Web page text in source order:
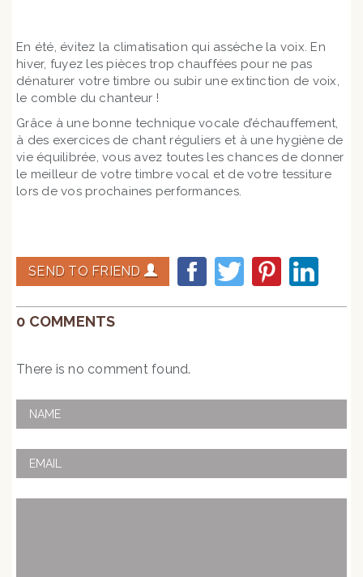
En été, évitez la climatisation qui assèche la voix. En
hiver, fuyez les pièces trop chauffées pour ne pas
dénaturer votre timbre ou subir une extinction de voix,
le comble du chanteur !
Grâce à une bonne technique vocale d’échauffement,
à des exercices de chant réguliers et à une hygiène de
vie équilibrée, vous avez toutes les chances de donner
le meilleur de votre timbre vocal et de votre tessiture
lors de vos prochaines performances.
SEND TO FRIEND
0 COMMENTS
There is no comment found.